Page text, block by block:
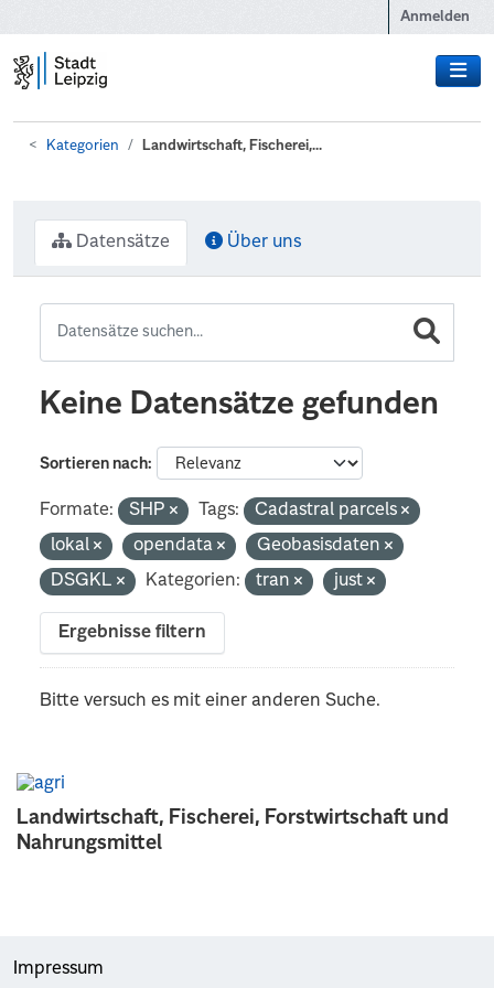
Anmelden
Kategorien Landwirtschaft, Fischerei,...
Landwirtschaft, Fischerei, Forstwirtschaft und
Nahrungsmittel
Datensätze Über uns
Keine Datensätze gefunden
Sortieren nach
Formate: SHP Tags:
Cadastral parcels
lokal
opendata
Geobasisdaten
DSGKL
Kategorien: tran just
Ergebnisse filtern
Bitte versuch es mit einer anderen Suche.
Impressum